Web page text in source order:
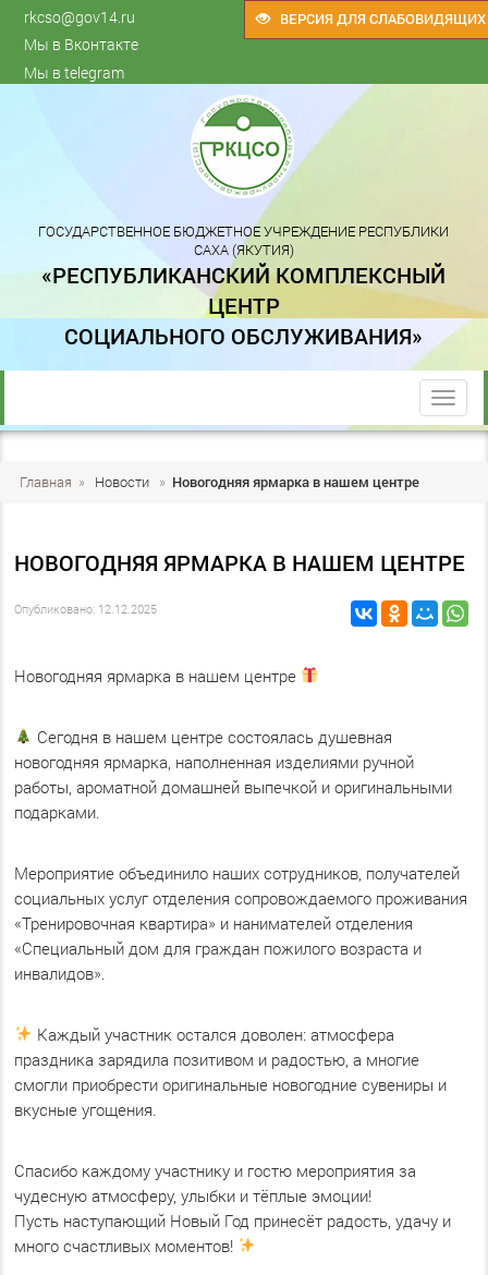
ВЕРСИЯ ДЛЯ СЛАБОВИДЯЩИХ
rkcso@gov14.ru
Мы в Вконтакте
Мы в telegram
ГОСУДАРСТВЕННОЕ БЮДЖЕТНОЕ УЧРЕЖДЕНИЕ РЕСПУБЛИКИ
САХА (ЯКУТИЯ)
«РЕСПУБЛИКАНСКИЙ КОМПЛЕКСНЫЙ
ЦЕНТР
СОЦИАЛЬНОГО ОБСЛУЖИВАНИЯ»
trk
Главная » Новости » Новогодняя ярмарка в нашем центре
НОВОГОДНЯЯ ЯРМАРКА В НАШЕМ ЦЕНТРЕ
Опубликовано: 12.12.2025
Новогодняя ярмарка в нашем центре
Сегодня в нашем центре состоялась душевная
новогодняя ярмарка, наполненная изделиями ручной
работы, ароматной домашней выпечкой и оригинальными
подарками.
Мероприятие объединило наших сотрудников, получателей
социальных услуг отделения сопровождаемого проживания
«Тренировочная квартира» и нанимателей отделения
«Специальный дом для граждан пожилого возраста и
инвалидов».
Каждый участник остался доволен: атмосфера
праздника зарядила позитивом и радостью, а многие
смогли приобрести оригинальные новогодние сувениры и
вкусные угощения.
Спасибо каждому участнику и гостю мероприятия за
чудесную атмосферу, улыбки и тёплые эмоции!
Пусть наступающий Новый Год принесёт радость, удачу и
много счастливых моментов!